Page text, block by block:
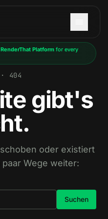
RenderThat Platformfor every
· 404
gibt's
oder existiert
Wege weiter:
Suchen